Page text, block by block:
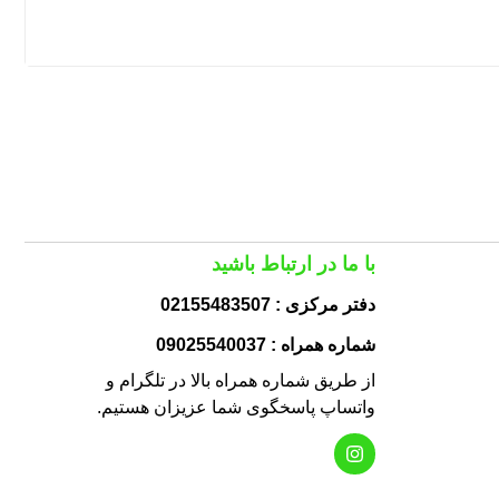
با ما در ارتباط باشید
دفتر مرکزی : 02155483507
شماره همراه : 09025540037
از طریق شماره همراه بالا در تلگرام و
واتساپ پاسخگوی شما عزیزان هستیم.